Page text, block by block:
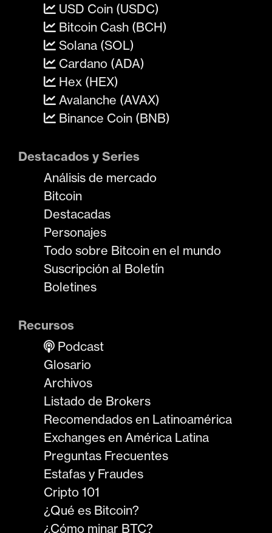
USD Coin (USDC)
Bitcoin Cash (BCH)
Solana (SOL)
Cardano (ADA)
Hex (HEX)
Avalanche (AVAX)
Binance Coin (BNB)
Destacados y Series
Análisis de mercado
Bitcoin
Destacadas
Personajes
Todo sobre Bitcoin en el mundo
Suscripción al Boletín
Boletines
Recursos
Podcast
Glosario
Archivos
Listado de Brokers
Recomendados en Latinoamérica
Exchanges en América Latina
Preguntas Frecuentes
Estafas y Fraudes
Cripto 101
¿Qué es Bitcoin?
¿Cómo minar BTC?